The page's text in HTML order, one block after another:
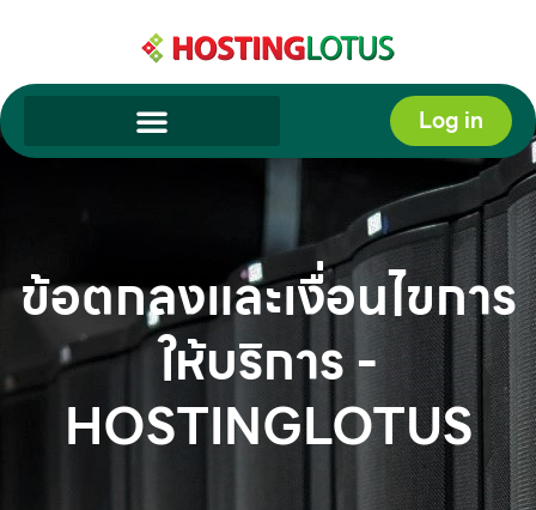
Log in
ข้อตกลงและเงื่อนไขการ
ให้บริการ -
HOSTINGLOTUS